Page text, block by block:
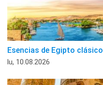
Esencias de Egipto clásico
lu, 10.08.2026